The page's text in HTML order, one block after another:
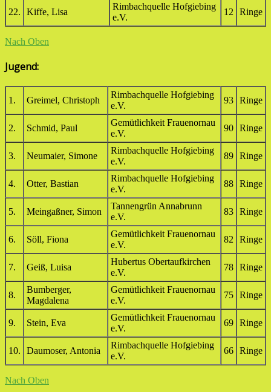
22. Kiffe, Lisa
Rimbachquelle Hofgiebing
e.V.
12 Ringe
Nach Oben
Jugend:
1. Greimel, Christoph
Rimbachquelle Hofgiebing
e.V.
93 Ringe
2. Schmid, Paul
Gemütlichkeit Frauenornau
e.V.
90 Ringe
3. Neumaier, Simone
Rimbachquelle Hofgiebing
e.V.
89 Ringe
4. Otter, Bastian
Rimbachquelle Hofgiebing
e.V.
88 Ringe
5. Meingaßner, Simon
Tannengrün Annabrunn
e.V.
83 Ringe
6. Söll, Fiona
Gemütlichkeit Frauenornau
e.V.
82 Ringe
7. Geiß, Luisa
Hubertus Obertaufkirchen
e.V.
78 Ringe
8.
Bumberger,
Magdalena
Gemütlichkeit Frauenornau
e.V.
75 Ringe
9. Stein, Eva
Gemütlichkeit Frauenornau
e.V.
69 Ringe
10. Daumoser, Antonia
Rimbachquelle Hofgiebing
e.V.
66 Ringe
Nach Oben